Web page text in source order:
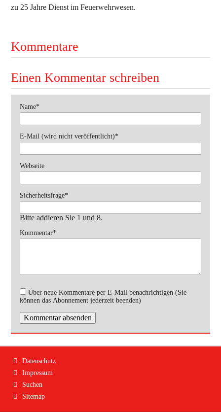
Bewerbe
Jugend
zu 25 Jahre Dienst im Feuerwehrwesen.
Kommentare
Einen Kommentar schreiben
Pflichtfeld
Name*
Pflichtfeld
E-Mail (wird nicht veröffentlicht)*
Webseite
Pflichtfeld
Sicherheitsfrage*
Bitte addieren Sie 1 und 8.
Pflichtfeld
Kommentar*
Über neue Kommentare per E-Mail benachrichtigen (Sie
können das Abonnement jederzeit beenden)
Kommentar absenden
Navigation
Datenschutz
Impressum
Suchen
Sitemap